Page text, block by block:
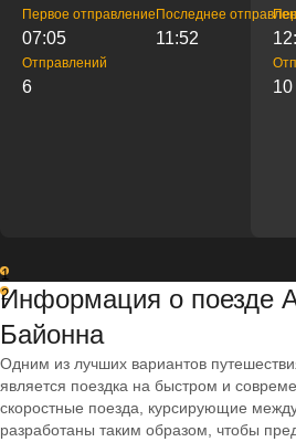
Первое отправление
07:05
Последнее
11:52
Отправлений
6 10
1
2
Информация о поезде
Байонна
Одним из лучших вариантов
является поездка на быстром и
скоростные поезда, курсирующие
разработаны таким образом, чтобы